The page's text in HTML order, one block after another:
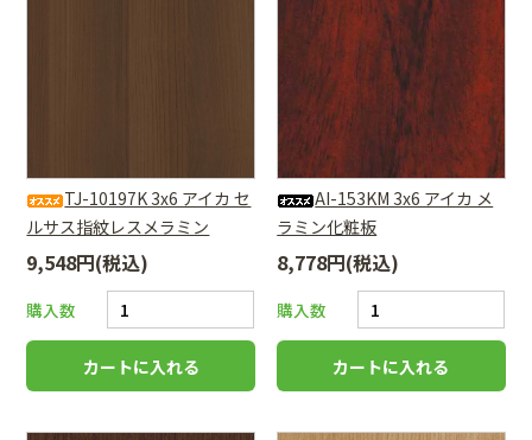
TJ-10197K 3x6 アイカ セ
ルサス指紋レスメラミン
9,548円(税込)
購入数
AI-153KM 3x6 アイカ メ
ラミン化粧板
8,778円(税込)
購入数